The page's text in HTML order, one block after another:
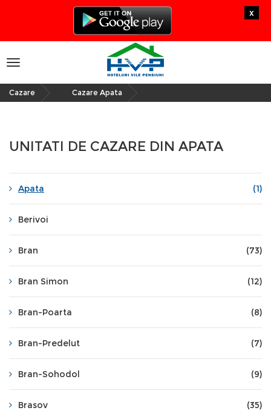
x
Toggle
navigation
Cazare Cazare Apata
UNITATI DE CAZARE DIN APATA
Apata (1)
Berivoi
Bran (73)
Bran Simon (12)
Bran-Poarta (8)
Bran-Predelut (7)
Bran-Sohodol (9)
Brasov (35)